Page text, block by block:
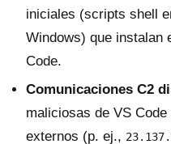
iniciales (scripts shell
Windows) que instalan
Code.
Comunicaciones C2
maliciosas de VS
externos (p. ej.,